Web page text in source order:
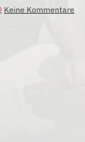
Keine Kommentare